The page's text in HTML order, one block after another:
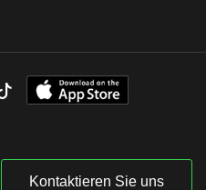
Kontaktieren Sie uns